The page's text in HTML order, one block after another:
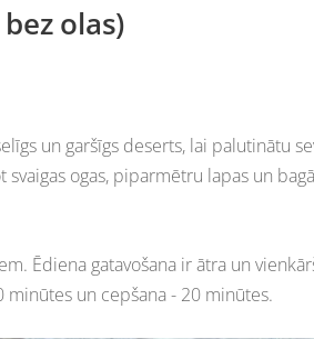
olas)
un garšīgs deserts, lai palutinātu
ogas, piparmētru lapas un
Ēdiena gatavošana ir ātra un
minūtes un cepšana - 20 minūtes.